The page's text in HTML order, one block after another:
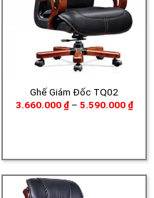
Ghế Giám Đốc TQ02
3.660.000 ₫ – 5.590.000 ₫
giá: